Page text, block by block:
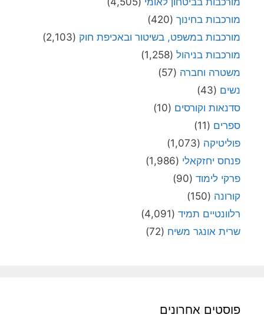
מורכבות בחינוך (420)
מורכבות במשפט, בשיטור ובאכיפת חוק (2,103)
מורכבות בניהול (1,258)
משטרה וחברה (57)
נשים (43)
סדנאות וקורסים (10)
ספרים (11)
פוליטיקה (1,073)
פנחס יחזקאלי (1,986)
פרקי לימוד (90)
קורונה (150)
רלוונטיים תמיד (4,091)
שרית אונגר משיח (72)
פוסטים אחרונים